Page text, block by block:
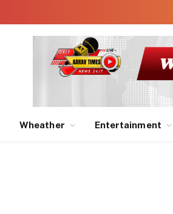
Wheather Entertainment